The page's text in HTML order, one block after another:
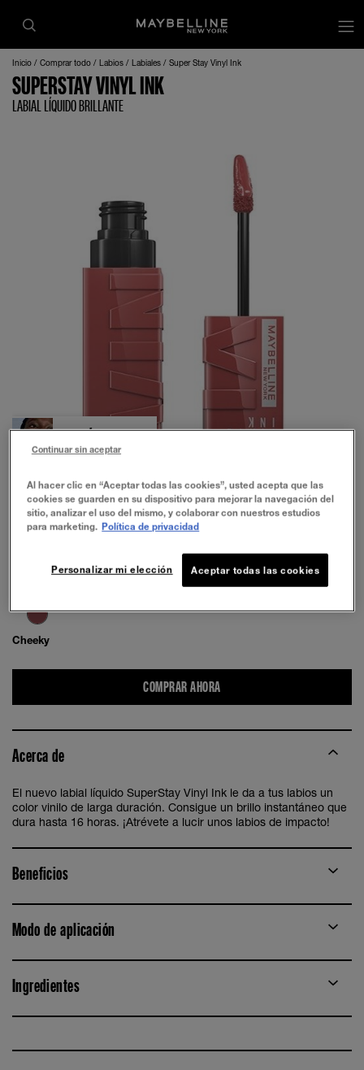
Inicio Comprar todo Labios Labiales Super Stay Vinyl Ink
SUPERSTAY VINYL INK
LABIAL LÍQUIDO BRILLANTE
Cheeky
PRUÉBALO
COMPRAR AHORA
Acerca de
El nuevo labial líquido SuperStay Vinyl Ink le da a tus labios un
color vinilo de larga duración. Consigue un brillo instantáneo que
dura hasta 16 horas. ¡Atrévete a lucir unos labios de impacto!
Beneficios
Modo de aplicación
Ingredientes
Al hacer clic en “Aceptar todas las cookies”, usted acepta que las
cookies se guarden en su dispositivo para mejorar la navegación del
sitio, analizar el uso del mismo, y colaborar con nuestros estudios
para marketing. Política de privacidad
Aceptar todas las cookies
Personalizar mi elección
Continuar sin aceptar